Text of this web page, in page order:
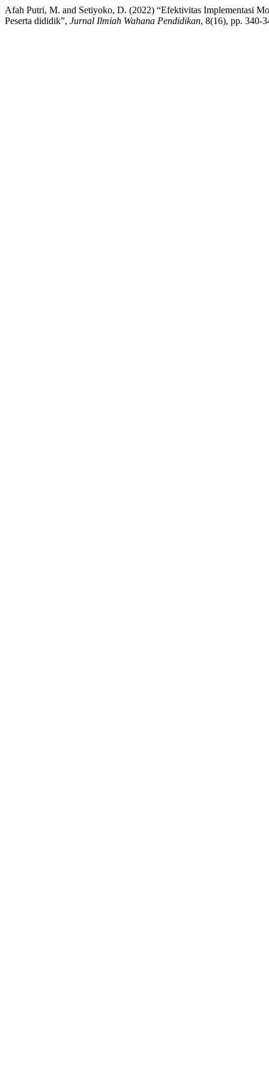
Afah Putri, M. and Setiyoko, D. (2022) “Efektivitas Implementasi
Peserta dididik”, Jurnal Ilmiah Wahana Pendidikan, 8(16), pp. 340-